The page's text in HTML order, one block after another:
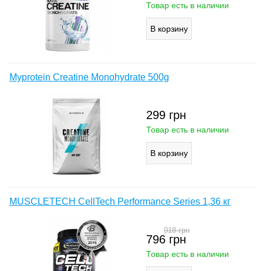
Товар есть в наличии
Myprotein Creatine Monohydrate 500g
299 грн
Товар есть в наличии
MUSCLETECH CellTech Performance Series 1,36 кг
796 грн
918грн
Товар есть в наличии